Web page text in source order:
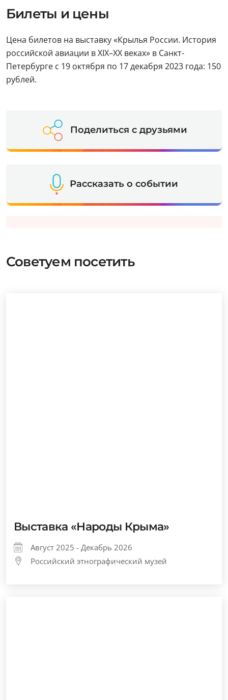
Билеты и цены
Цена билетов на выставку «Крылья России. История
российской авиации в XIX–XX веках» в Санкт-
Петербурге с 19 октября по 17 декабря 2023 года: 150
рублей.
Поделиться с друзьями
Рассказать о событии
Советуем посетить
Выставка «Народы Крыма»
Август 2025 - Декабрь 2026
Российский этнографический музей